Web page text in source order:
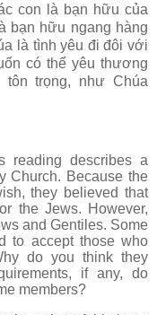
con là bạn hữu của
bạn hữu ngang hàng
là tình yêu đi đôi với
có thể yêu thương
trọng, như Chúa
reading describes a
Church. Because the
they believed that
the Jews. However,
and Gentiles. Some
to accept those who
do you think they
if any, do
members?